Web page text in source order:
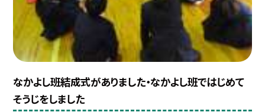
なかよし班結成式がありました・なかよし班ではじめて
そうじをしました